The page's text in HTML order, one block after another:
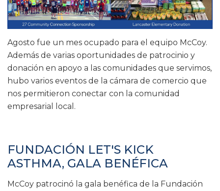
Agosto fue un mes ocupado para el equipo McCoy.
Además de varias oportunidades de patrocinio y
donación en apoyo a las comunidades que servimos,
hubo varios eventos de la cámara de comercio que
nos permitieron conectar con la comunidad
empresarial local.
FUNDACIÓN LET'S KICK
ASTHMA, GALA BENÉFICA
McCoy patrocinó la gala benéfica de la Fundación